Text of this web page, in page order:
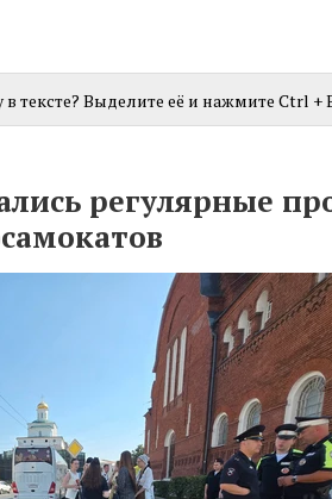
тексте? Выделите её и нажмите Ctrl +
регулярные